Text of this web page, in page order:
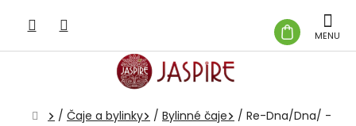
obsah
KOŠÍK
Domov
/ Čaje a bylinky / Bylinné čaje / Re-Dna/Dna/ -